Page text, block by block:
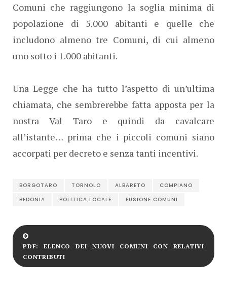
Comuni che raggiungono la soglia minima di
popolazione di 5.000 abitanti e quelle che
includono almeno tre Comuni, di cui almeno
uno sotto i 1.000 abitanti.
Una Legge che ha tutto l’aspetto di un’ultima
chiamata, che sembrerebbe fatta apposta per la
nostra Val Taro e quindi da cavalcare
all’istante… prima che i piccoli comuni siano
accorpati per decreto e senza tanti incentivi.
BORGOTARO TORNOLO ALBARETO
COMPIANO
BEDONIA
POLITICA LOCALE FUSIONE COMUNI
PDF: ELENCO DEI NUOVI COMUNI CON RELATIVI
CONTRIBUTI